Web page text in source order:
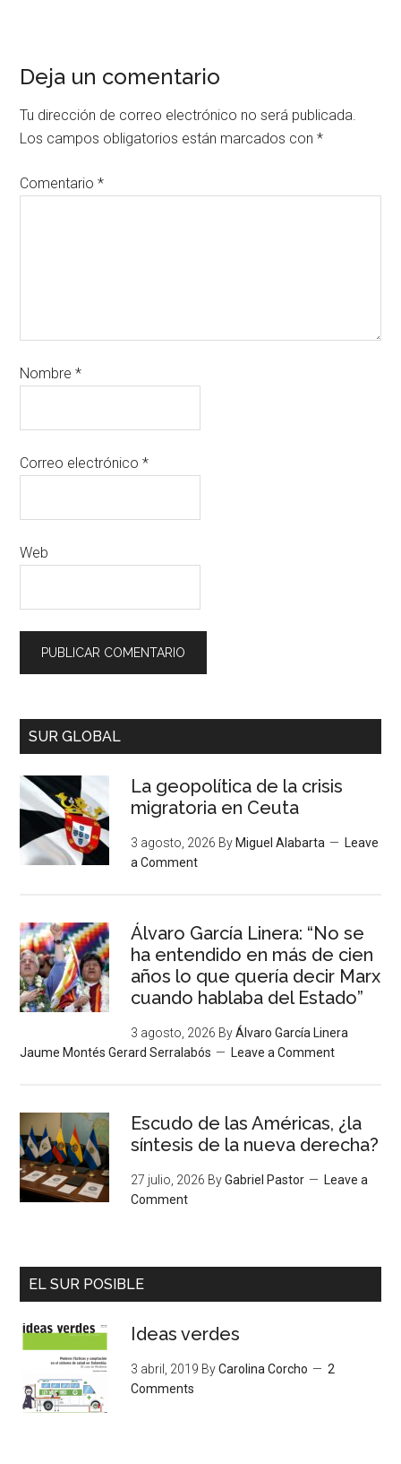
Deja un comentario
Tu dirección de correo electrónico no será publicada.
Los campos obligatorios están marcados con*
Comentario*
Nombre*
Correo electrónico*
Web
SUR GLOBAL
La geopolítica de la crisis
migratoria en Ceuta
3 agosto, 2026 By Miguel Alabarta
Leave
a Comment
Álvaro García Linera: “No se
ha entendido en más de cien
años lo que quería decir Marx
cuando hablaba del Estado”
3 agosto, 2026 ByÁlvaro García Linera
Jaume Montés Gerard Serralabós
Leave a Comment
Escudo de las Américas, ¿la
síntesis de la nueva derecha?
27 julio, 2026 ByGabriel Pastor
Leave a
Comment
EL SUR POSIBLE
Ideas verdes
3 abril, 2019 ByCarolina Corcho
2
Comments